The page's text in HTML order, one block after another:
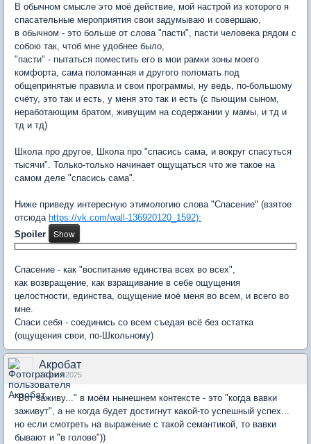
В обычном смысле это моё действие, мой настрой из которого я
спасательные мероприятия свои задумываю и совершаю,
в обычном - это больше от слова "пасти", пасти человека рядом с
собою так, чтоб мне удобнее было,
"пасти" - пытаться поместить его в мои рамки зоны моего
комфорта, сама поломанная и другого поломать под
общепринятые правила и свои программы, ну ведь, по-большому
счёту, это так и есть, у меня это так и есть (с пьющим сыном,
неработающим братом, живущим на содержании у мамы, и тд и
тд и тд)
Школа про другое, Школа про "спасись сама, и вокруг спасуться
тысячи". Только-только начинает ощущаться что же такое на
самом деле "спасись сама".
Ниже приведу интересную этимологию слова "Спасение" (взятое
отсюда https://vk.com/wall-136920120_1592):
Spoiler
Спасение - как "воспитание единства всех во всех",
как возвращение, как взращивание в себе ощущения
целостности, единства, ощущение моё меня во всем, и всего во
мне.
Спаси себя - соединись со всем съедая всё без остатка
(ощущения свои, по-Школьному)
Акробат
24 июл 2025
"Вот заживу..." в моём нынешнем контексте - это "когда вавки
заживут", а не когда будет достигнут какой-то успешный успех...
но если смотреть на выражение с такой семантикой, то вавки
бывают и "в голове"))